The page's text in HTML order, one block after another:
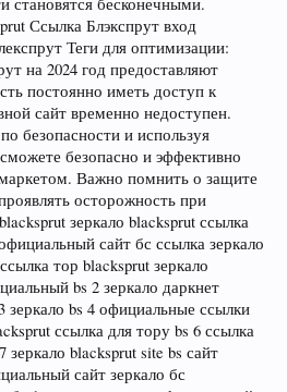
Ссылка Блэкспрут вход
Теги для оптимизации:
на 2024 год предоставляют
постоянно иметь доступ к
сайт временно недоступен.
безопасности и используя
безопасно и эффективно
Важно помнить о защите
осторожность при
зеркало blacksprut ссылка
сайт бс ссылка зеркало
тор blacksprut зеркало
bs 2 зеркало даркнет
зеркало bs 4 официальные ссылки
ссылка для тору bs 6 ссылка
blacksprut site bs сайт
сайт зеркало бс